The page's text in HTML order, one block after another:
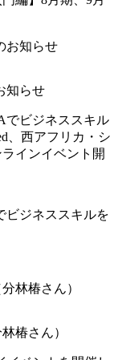
知らせ
ビジネススキルを
椿さん）